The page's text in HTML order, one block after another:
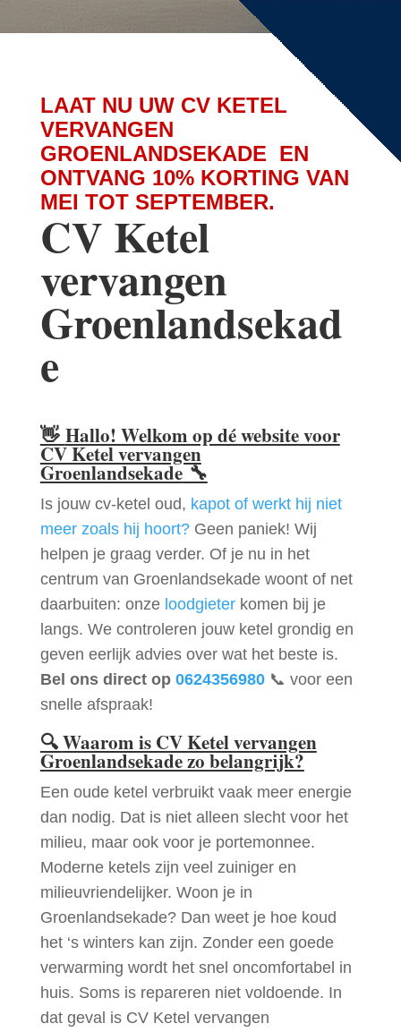
LAAT NU UW CV KETEL
VERVANGEN
GROENLANDSEKADE EN
ONTVANG 10% KORTING VAN
MEI TOT SEPTEMBER.
CV Ketel
vervangen
Groenlandsekad
e
👋 Hallo! Welkom op dé website voor
CV Ketel vervangen
Groenlandsekade🔧
Is jouw cv-ketel oud, kapot of werkt hij niet
meer zoals hij hoort?Geen paniek! Wij
helpen je graag verder. Of je nu in het
centrum van Groenlandsekade woont of net
daarbuiten: onze loodgieterkomen bij je
langs. We controleren jouw ketel grondig en
geven eerlijk advies over wat het beste is.
Bel ons direct op 0624356980📞 voor een
snelle afspraak!
🔍Waarom is CV Ketel vervangen
Groenlandsekade zo belangrijk?
Een oude ketel verbruikt vaak meer energie
dan nodig. Dat is niet alleen slecht voor het
milieu, maar ook voor je portemonnee.
Moderne ketels zijn veel zuiniger en
milieuvriendelijker. Woon je in
Groenlandsekade? Dan weet je hoe koud
het ‘s winters kan zijn. Zonder een goede
verwarming wordt het snel oncomfortabel in
huis. Soms is repareren niet voldoende. In
dat geval is CV Ketel vervangen